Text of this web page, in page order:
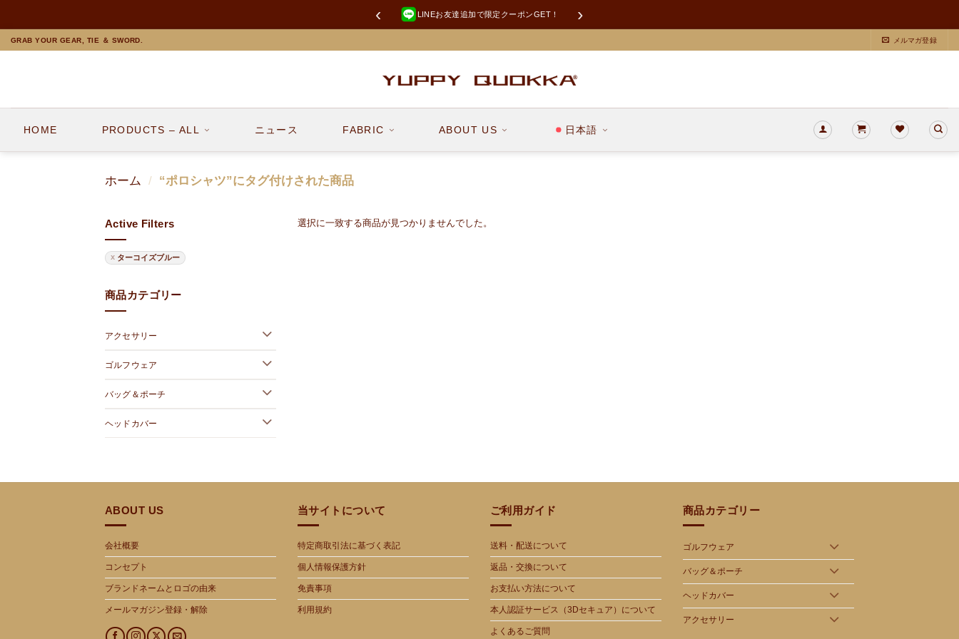
‹ LINEお友達追加で限定クーポンGET！ ›
Skip
to
GRAB YOUR GEAR, TIE ＆ SWORD. メルマガ登録
HOME PRODUCTS – ALL ニュース FABRIC ABOUT US 日本語
ホーム / “ポロシャツ”にタグ付けされた商品
Active Filters
ターコイズブルー
商品カテゴリー
アクセサリー
ゴルフウェア
バッグ＆ポーチ
ヘッドカバー
選択に一致する商品が見つかりませんでした。
ABOUT US
会社概要
コンセプト
ブランドネームとロゴの由来
メールマガジン登録・解除
当サイトについて
特定商取引法に基づく表記
個人情報保護方針
免責事項
利用規約
ご利用ガイド
送料・配送について
返品・交換について
お支払い方法について
本人認証サービス（3Dセキュア）について
よくあるご質問
商品カテゴリー
ゴルフウェア
バッグ＆ポーチ
ヘッドカバー
アクセサリー